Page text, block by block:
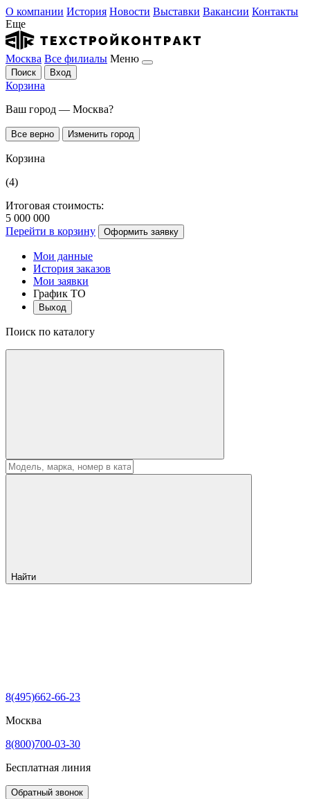
О компании История Новости Выставки Вакансии Контакты
Еще
Москва Все филиалы Меню
Поиск Вход
Корзина
Ваш город — Москва?
Все верно Изменить город
Корзина
(4)
Итоговая стоимость:
5 000 000
Перейти в корзину
Оформить заявку
Мои данные
История заказов
Мои заявки
График ТО
Выход
Поиск по каталогу
Найти
8(495)662-66-23
Москва
8(800)700-03-30
Бесплатная линия
Обратный звонок